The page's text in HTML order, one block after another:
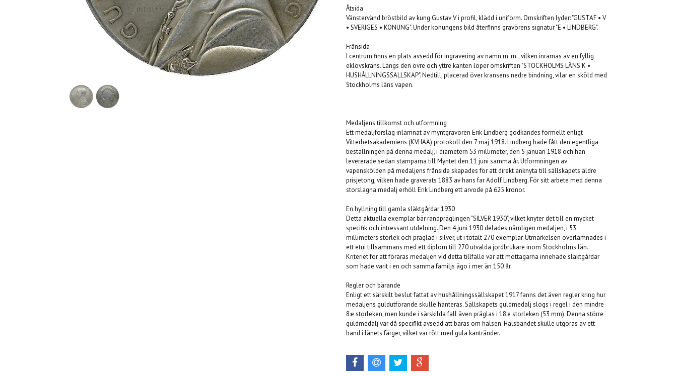
Åtsida
Vänstervänd bröstbild av kung Gustav V i profil, klädd i uniform. Omskriften lyder: "GUSTAF • V
• SVERIGES • KONUNG". Under konungens bild återfinns gravörens signatur "E • LINDBERG".
Frånsida
I centrum finns en plats avsedd för ingravering av namn m. m., vilken inramas av en fyllig
eklövskrans. Längs den övre och yttre kanten löper omskriften "STOCKHOLMS LÄNS K •
HUSHÅLLNINGSSÄLLSKAP". Nedtill, placerad över kransens nedre bindning, vilar en sköld med
Stockholms läns vapen.
Medaljens tillkomst och utformning
Ett medaljförslag inlämnat av myntgravören Erik Lindberg godkändes formellt enligt
Vitterhetsakademiens (KVHAA) protokoll den 7 maj 1918. Lindberg hade fått den egentliga
beställningen på denna medalj, i diametern 53 millimeter, den 5 januari 1918 och han
levererade sedan stamparna till Myntet den 11 juni samma år. Utformningen av
vapenskölden på medaljens frånsida skapades för att direkt anknyta till sällskapets äldre
prisjetong, vilken hade graverats 1883 av hans far Adolf Lindberg. För sitt arbete med denna
storslagna medalj erhöll Erik Lindberg ett arvode på 625 kronor.
En hyllning till gamla släktgårdar 1930
Detta aktuella exemplar bär randpräglingen "SILVER 1930", vilket knyter det till en mycket
specifik och intressant utdelning. Den 4 juni 1930 delades nämligen medaljen, i 53
millimeters storlek och präglad i silver, ut i totalt 270 exemplar. Utmärkelsen överlämnades i
ett etui tillsammans med ett diplom till 270 utvalda jordbrukare inom Stockholms län.
Kriteriet för att föräras medaljen vid detta tillfälle var att mottagarna innehade släktgårdar
som hade varit i en och samma familjs ägo i mer än 150 år.
Regler och bärande
Enligt ett särskilt beslut fattat av hushållningssällskapet 1917 fanns det även regler kring hur
medaljens guldutförande skulle hanteras. Sällskapets guldmedalj slogs i regel i den mindre
8:e storleken, men kunde i särskilda fall även präglas i 18:e storleken (53 mm). Denna större
guldmedalj var då specifikt avsedd att bäras om halsen. Halsbandet skulle utgöras av ett
band i länets färger, vilket var rött med gula kantränder.